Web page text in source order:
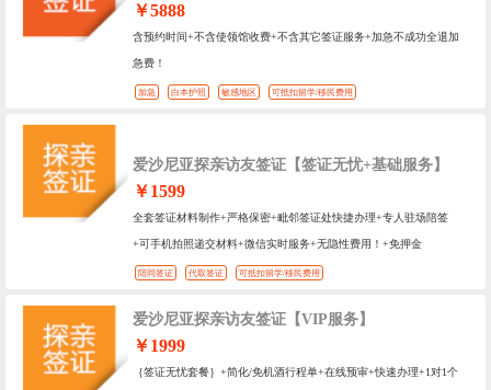
￥5888
含预约时间+不含使领馆收费+不含其它签证服务+加急不成功全退加
急费！
加急 白本护照 敏感地区 可抵扣留学/移民费用
爱沙尼亚探亲访友签证【签证无忧+基础服务】
￥1599
全套签证材料制作+严格保密+毗邻签证处快捷办理+专人驻场陪签
+可手机拍照递交材料+微信实时服务+无隐性费用！+免押金
陪同签证 代取签证 可抵扣留学/移民费用
爱沙尼亚探亲访友签证【VIP服务】
￥1999
｛签证无忧套餐｝+简化/免机酒行程单+在线预审+快速办理+1对1个